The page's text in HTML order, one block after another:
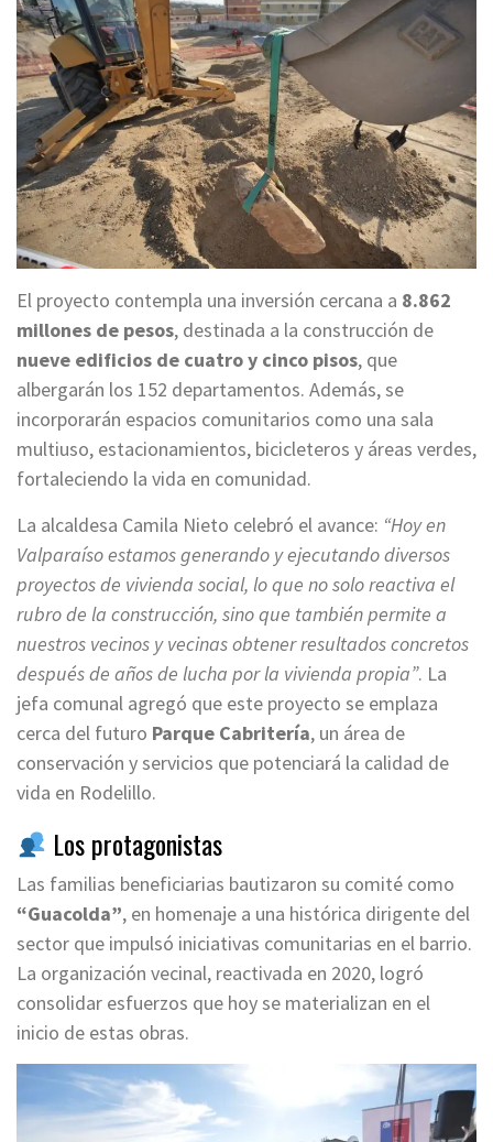
El proyecto contempla una inversión cercana a 8.862
millones de pesos, destinada a la construcción de
nueve edificios de cuatro y cinco pisos, que
albergarán los 152 departamentos. Además, se
incorporarán espacios comunitarios como una sala
multiuso, estacionamientos, bicicleteros y áreas verdes,
fortaleciendo la vida en comunidad.
La alcaldesa Camila Nieto celebró el avance: “Hoy en
Valparaíso estamos generando y ejecutando diversos
proyectos de vivienda social, lo que no solo reactiva el
rubro de la construcción, sino que también permite a
nuestros vecinos y vecinas obtener resultados concretos
después de años de lucha por la vivienda propia”. La
jefa comunal agregó que este proyecto se emplaza
cerca del futuro Parque Cabritería, un área de
conservación y servicios que potenciará la calidad de
vida en Rodelillo.
Los protagonistas
Las familias beneficiarias bautizaron su comité como
“Guacolda”, en homenaje a una histórica dirigente del
sector que impulsó iniciativas comunitarias en el barrio.
La organización vecinal, reactivada en 2020, logró
consolidar esfuerzos que hoy se materializan en el
inicio de estas obras.